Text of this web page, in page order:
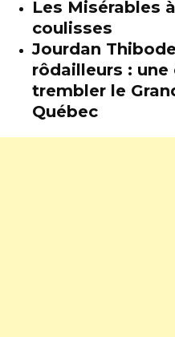
Les Misérables
coulisses
Jourdan
rôdailleurs :
trembler le
Québec